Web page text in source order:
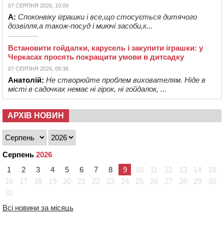
07 СЕРПНЯ 2026, 10:09
А: Споконвіку іграшки і все,що стосується дитячого
дозвілля,а також-посуд і миючі засоби,к...
Встановити гойдалки, карусель і закупити іграшки: у
Черкасах просять покращити умови в дитсадку
07 СЕРПНЯ 2026, 09:36
Анатолій: Не створюйте проблем вихователям. Ніде в
місті в садочках немає ні гірок, ні гойдалок, ...
АРХІВ НОВИН
Серпень 2026
1
2 3 4 5 6 7 8 9 10 11 12 13 14
15
16
17 18 19 20 21 22 23 24 25 26 27 28 29
30
31
Всі новини за місяць